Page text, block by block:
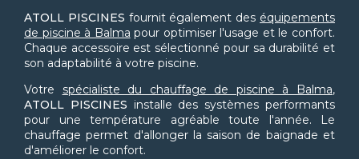
ATOLL PISCINES fournit également des équipements
de piscine à Balma pour optimiser l'usage et le confort.
Chaque accessoire est sélectionné pour sa durabilité et
son adaptabilité à votre piscine.
Votre spécialiste du chauffage de piscine à Balma,
ATOLL PISCINES installe des systèmes performants
pour une température agréable toute l'année. Le
chauffage permet d'allonger la saison de baignade et
d'améliorer le confort.